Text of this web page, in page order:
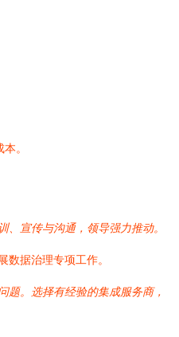
。
、宣传与沟通，领导强力推动。
数据治理专项工作。
题。选择有经验的集成服务商，